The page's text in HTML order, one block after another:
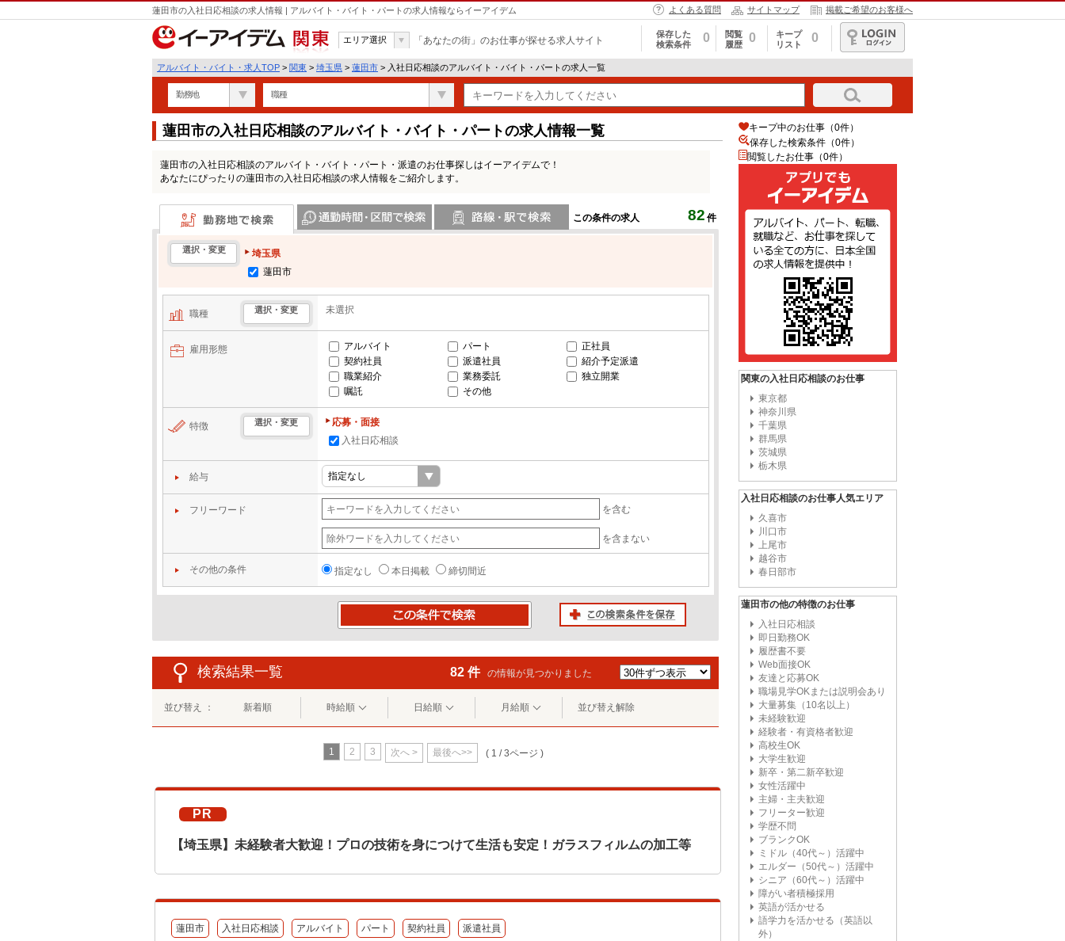
蓮田市の入社日応相談の求人情報 | アルバイト・バイト・パートの求人情報ならイーアイデム よくある質問 サイトマップ 掲載ご希望のお客様へ
関東
エリア選択 「あなたの街」のお仕事が探せる求人サイト
保存した
検索条件
0
閲覧
履歴
0
キープ
リスト
0
ログイン
アルバイト・バイト・求人TOP > 関東 > 埼玉県 > 蓮田市 > 入社日応相談のアルバイト・バイト・パートの求人一覧
勤務地 職種
蓮田市の入社日応相談のアルバイト・バイト・パートの求人情報一覧
蓮田市の入社日応相談のアルバイト・バイト・パート・派遣のお仕事探しはイーアイデムで！
あなたにぴったりの蓮田市の入社日応相談の求人情報をご紹介します。
この条件の求人 82 件
勤務地で検索
選択・変更
埼玉県
蓮田市
職種 選択・変更 未選択
雇用形態 アルバイト パート
正社員
契約社員
派遣社員
紹介予定派遣
職業紹介
業務委託
独立開業
嘱託
その他
特徴 選択・変更
応募・面接
入社日応相談
給与
フリーワード を含む
を含まない
その他の条件 指定なし 本日掲載 締切間近
検索結果一覧 82 件 の情報が見つかりました
並び替え ： 新着順 時給順 日給順 月給順 並び替え解除
1 2 3 次へ > 最後へ>> ( 1 / 3ページ )
PR
【埼玉県】未経験者大歓迎！プロの技術を身につけて生活も安定！ガラスフィルムの加工等
蓮田市 入社日応相談 アルバイト パート 契約社員 派遣社員
キープ中のお仕事（0件）
保存した検索条件（0件）
閲覧したお仕事（0件）
関東の入社日応相談のお仕事
東京都
神奈川県
千葉県
群馬県
茨城県
栃木県
入社日応相談のお仕事人気エリア
久喜市
川口市
上尾市
越谷市
春日部市
蓮田市の他の特徴のお仕事
入社日応相談
即日勤務OK
履歴書不要
Web面接OK
友達と応募OK
職場見学OKまたは説明会あり
大量募集（10名以上）
未経験歓迎
経験者・有資格者歓迎
高校生OK
大学生歓迎
新卒・第二新卒歓迎
女性活躍中
主婦・主夫歓迎
フリーター歓迎
学歴不問
ブランクOK
ミドル（40代～）活躍中
エルダー（50代～）活躍中
シニア（60代～）活躍中
障がい者積極採用
英語が活かせる
語学力を活かせる（英語以
外）